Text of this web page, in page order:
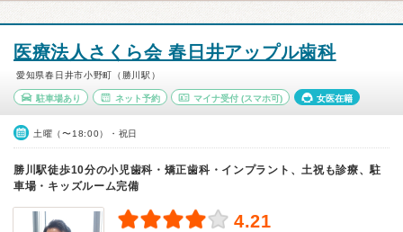
医療法人さくら会 春日井アップル歯科
愛知県春日井市小野町（勝川駅）
駐車場あり ネット予約 マイナ受付 (スマホ可) 女医在籍
土曜（〜18:00）・祝日
勝川駅徒歩10分の小児歯科・矯正歯科・インプラント、土祝も診療、駐
車場・キッズルーム完備
4.21